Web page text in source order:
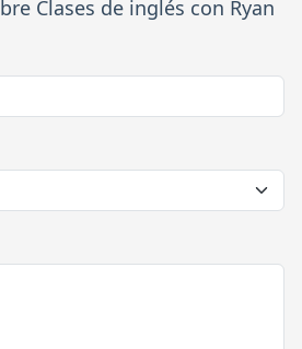
Clases de inglés con Ryan